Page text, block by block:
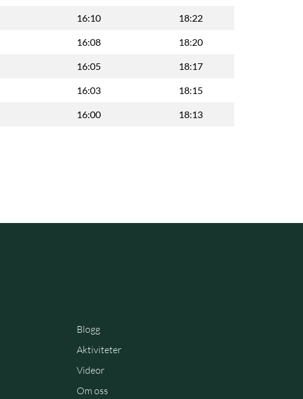
16:10 18:22
16:08 18:20
16:05 18:17
16:03 18:15
16:00 18:13
Blogg
Aktiviteter
Videor
Om oss